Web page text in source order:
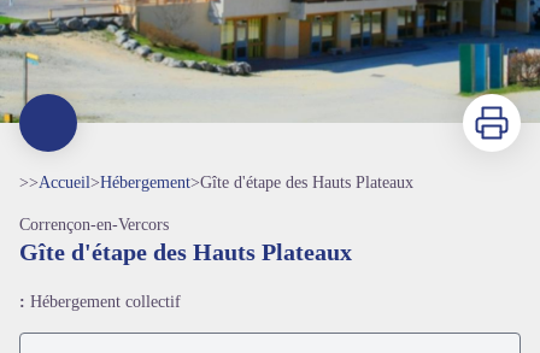
Imprimer
>>Accueil>Hébergement>Gîte d'étape des Hauts Plateaux
Corrençon-en-Vercors
Gîte d'étape des Hauts Plateaux
: Hébergement collectif